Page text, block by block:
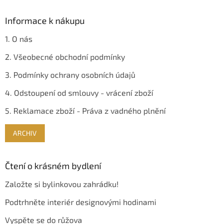
Informace k nákupu
1. O nás
2. Všeobecné obchodní podmínky
3. Podmínky ochrany osobních údajů
4. Odstoupení od smlouvy - vrácení zboží
5. Reklamace zboží - Práva z vadného plnění
ARCHIV
Čtení o krásném bydlení
Založte si bylinkovou zahrádku!
Podtrhněte interiér designovými hodinami
Vyspěte se do růžova